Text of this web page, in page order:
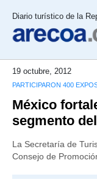
Diario turístico de la
19 octubre, 2012
PARTICIPARON 400
México
segmento
La Secretaría de
Consejo de